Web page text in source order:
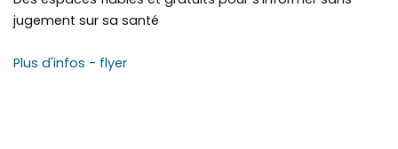
jugement sur sa santé
Plus d'infos - flyer